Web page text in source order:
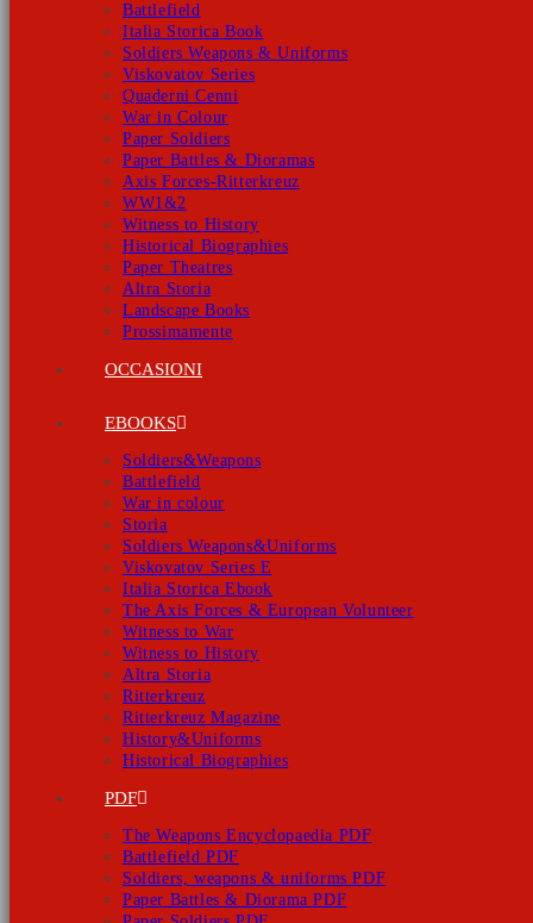
Battlefield
Italia Storica Book
Soldiers Weapons & Uniforms
Viskovatov Series
Quaderni Cenni
War in Colour
Paper Soldiers
Paper Battles & Dioramas
Axis Forces-Ritterkreuz
WW1&2
Witness to History
Historical Biographies
Paper Theatres
Altra Storia
Landscape Books
Prossimamente
OCCASIONI
EBOOKS
Soldiers&Weapons
Battlefield
War in colour
Storia
Soldiers Weapons&Uniforms
Viskovatov Series E
Italia Storica Ebook
The Axis Forces & European Volunteer
Witness to War
Witness to History
Altra Storia
Ritterkreuz
Ritterkreuz Magazine
History&Uniforms
Historical Biographies
PDF
The Weapons Encyclopaedia PDF
Battlefield PDF
Soldiers, weapons & uniforms PDF
Paper Battles & Diorama PDF